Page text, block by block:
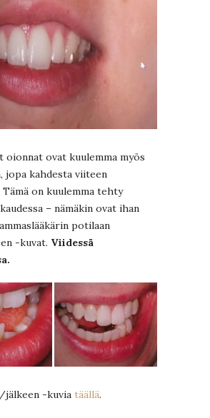
oionnat ovat kuulemma myös
jopa kahdesta viiteen
Tämä on kuulemma tehty
– nämäkin ovat ihan
potilaan
-kuvat. Viidessä
jälkeen -kuvia täällä.